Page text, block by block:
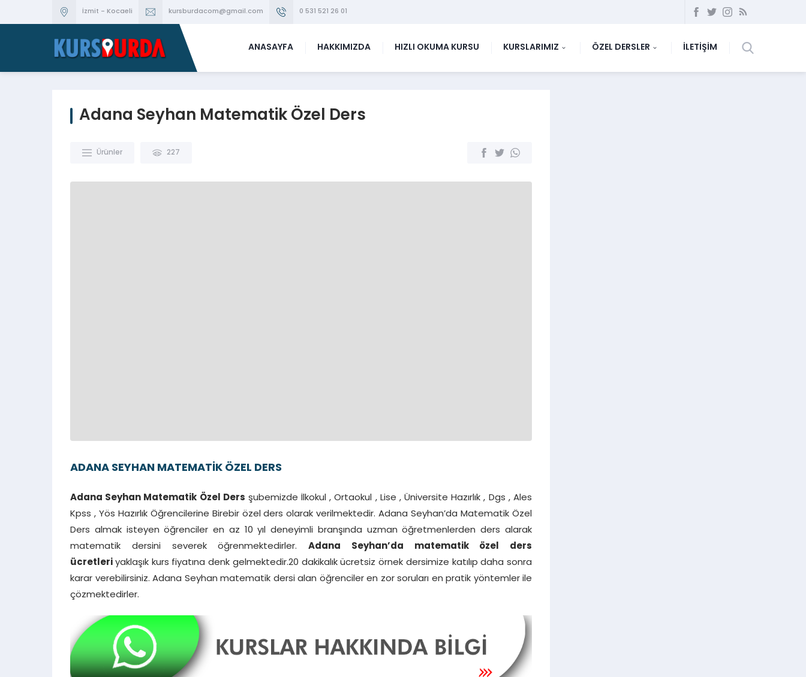
İzmit - Kocaeli kursburdacom@gmail.com 0 531 521 26 01
ANASAYFA HAKKIMIZDA HIZLI OKUMA KURSU KURSLARIMIZ ÖZEL DERSLER İLETİŞİM
Adana Seyhan Matematik Özel Ders
Ürünler 227
ADANA SEYHAN MATEMATİK ÖZEL DERS
Adana Seyhan Matematik Özel Ders şubemizde İlkokul , Ortaokul , Lise , Üniversite Hazırlık , Dgs , Ales
Kpss , Yös Hazırlık Öğrencilerine Birebir özel ders olarak verilmektedir. Adana Seyhan’da Matematik Özel
Ders almak isteyen öğrenciler en az 10 yıl deneyimli branşında uzman öğretmenlerden ders alarak
matematik dersini severek öğrenmektedirler. Adana Seyhan’da matematik özel ders
ücretleri yaklaşık kurs fiyatına denk gelmektedir.20 dakikalık ücretsiz örnek dersimize katılıp daha sonra
karar verebilirsiniz. Adana Seyhan matematik dersi alan öğrenciler en zor soruları en pratik yöntemler ile
çözmektedirler.